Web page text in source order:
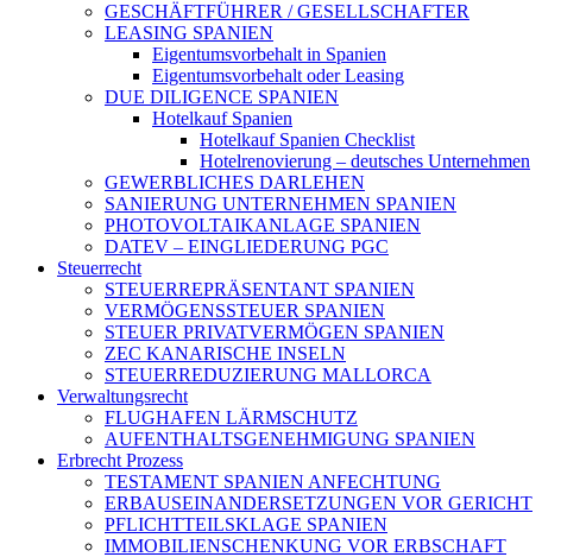
GESCHÄFTFÜHRER / GESELLSCHAFTER
LEASING SPANIEN
Eigentumsvorbehalt in Spanien
Eigentumsvorbehalt oder Leasing
DUE DILIGENCE SPANIEN
Hotelkauf Spanien
Hotelkauf Spanien Checklist
Hotelrenovierung – deutsches Unternehmen
GEWERBLICHES DARLEHEN
SANIERUNG UNTERNEHMEN SPANIEN
PHOTOVOLTAIKANLAGE SPANIEN
DATEV – EINGLIEDERUNG PGC
Steuerrecht
STEUERREPRÄSENTANT SPANIEN
VERMÖGENSSTEUER SPANIEN
STEUER PRIVATVERMÖGEN SPANIEN
ZEC KANARISCHE INSELN
STEUERREDUZIERUNG MALLORCA
Verwaltungsrecht
FLUGHAFEN LÄRMSCHUTZ
AUFENTHALTSGENEHMIGUNG SPANIEN
Erbrecht Prozess
TESTAMENT SPANIEN ANFECHTUNG
ERBAUSEINANDERSETZUNGEN VOR GERICHT
PFLICHTTEILSKLAGE SPANIEN
IMMOBILIENSCHENKUNG VOR ERBSCHAFT